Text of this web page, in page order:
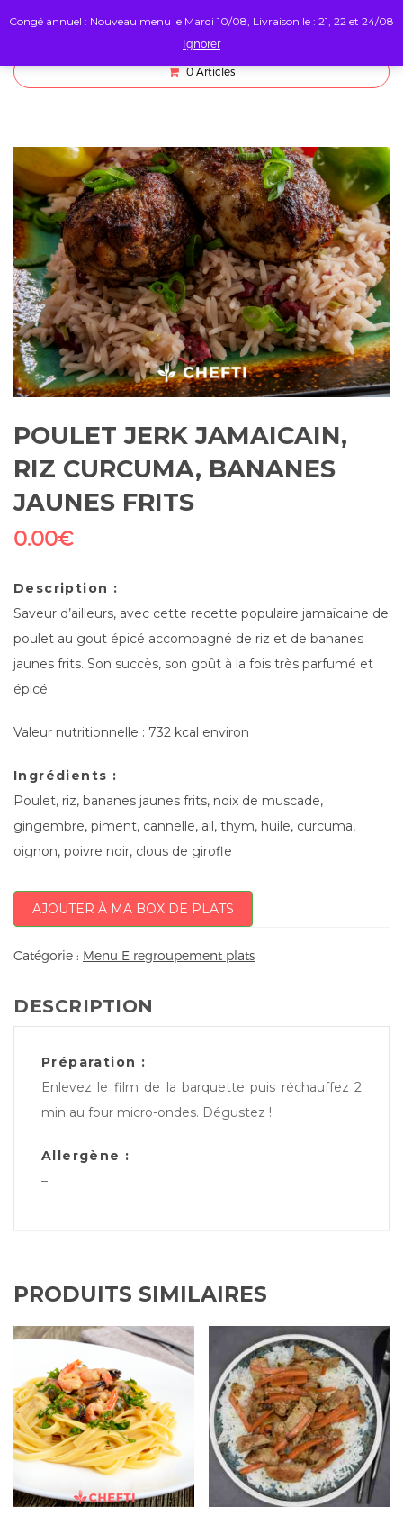
0 Articles
POULET JERK JAMAICAIN,
RIZ CURCUMA, BANANES
JAUNES FRITS
0.00€
Description :
Saveur d’ailleurs, avec cette recette populaire jamaïcaine de
poulet au gout épicé accompagné de riz et de bananes
jaunes frits. Son succès, son goût à la fois très parfumé et
épicé.
Valeur nutritionnelle : 732 kcal environ
Ingrédients :
Poulet, riz, bananes jaunes frits, noix de muscade,
gingembre, piment, cannelle, ail, thym, huile, curcuma,
oignon, poivre noir, clous de girofle
AJOUTER À MA BOX DE PLATS
Catégorie : Menu E regroupement plats
DESCRIPTION
Préparation :
Enlevez le film de la barquette puis réchauffez 2
min au four micro-ondes. Dégustez !
Allergène :
–
PRODUITS SIMILAIRES
Congé annuel : Nouveau menu le Mardi 10/08, Livraison le : 21, 22 et 24/08
Ignorer